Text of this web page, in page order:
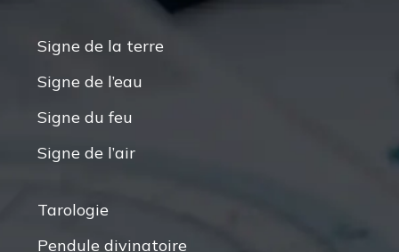
Signe de la terre
Signe de l’eau
Signe du feu
Signe de l’air
Tarologie
Pendule divinatoire